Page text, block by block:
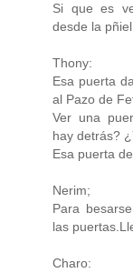
Si que es
desde la
Thony:
Esa puerta
al Pazo de
Ver una
hay detrás?
Esa puerta
Nerim;
Para
las
Charo: